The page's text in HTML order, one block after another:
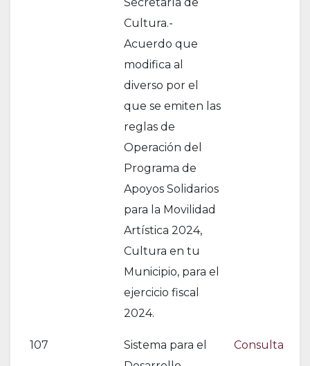
Cultura.-
Acuerdo que
modifica al
diverso por el
que se emiten las
reglas de
Operación del
Programa de
Apoyos Solidarios
para la Movilidad
Artística 2024,
Cultura en tu
Municipio, para el
ejercicio fiscal
2024.
107
Sistema para el
Consulta